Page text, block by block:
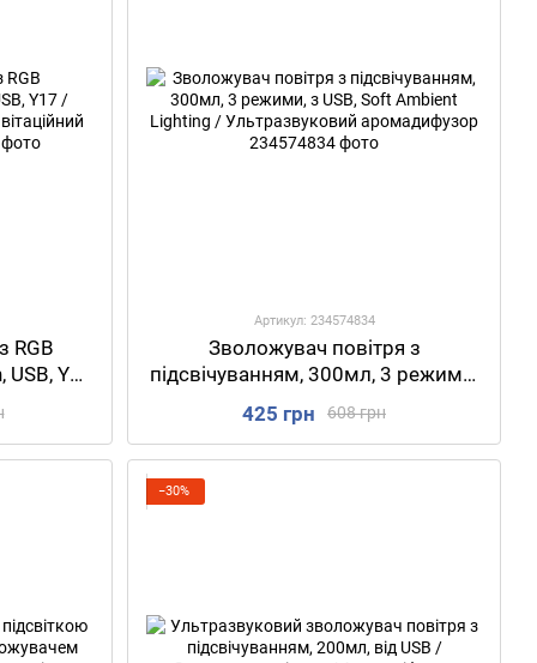
RGB
Y17
Артикул: 234574834
Зволожувач повітря з
підсвічуванням, 300мл, 3 режими,
з USB, Soft Ambient Lighting /
Ультразвуковий аромадифузор
608 грн
425 грн
−30%